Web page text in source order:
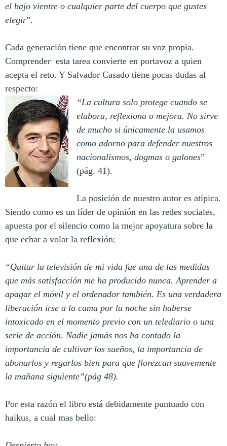
el bajo vientre o cualquier parte del cuerpo que gustes
elegir”.
Cada generación tiene que encontrar su voz propia.
Comprender esta tarea convierte en portavoz a quien
acepta el reto. Y Salvador Casado tiene pocas dudas al
respecto:
“La cultura solo protege cuando se
elabora, reflexiona o mejora. No sirve
de mucho si únicamente la usamos
como adorno para defender nuestros
nacionalismos, dogmas o galones”
(pág. 41).
La posición de nuestro autor es atípica.
Siendo como es un líder de opinión en las redes sociales,
apuesta por el silencio como la mejor apoyatura sobre la
que echar a volar la reflexión:
“Quitar la televisión de mi vida fue una de las medidas
que más satisfacción me ha producido nunca. Aprender a
apagar el móvil y el ordenador también. Es una verdadera
liberación irse a la cama por la noche sin haberse
intoxicado en el momento previo con un telediario o una
serie de acción. Nadie jamás nos ha contado la
importancia de cultivar los sueños, la importancia de
abonarlos y regarlos bien para que florezcan suavemente
la mañana siguiente”(pág 48).
Por esta razón el libro está debidamente puntuado con
haikus, a cual mas bello: